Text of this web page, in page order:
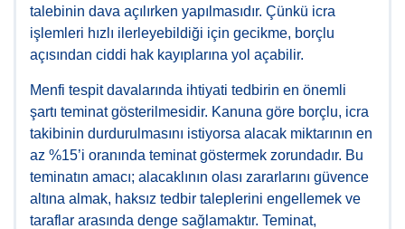
talebinin dava açılırken yapılmasıdır. Çünkü icra
işlemleri hızlı ilerleyebildiği için gecikme, borçlu
açısından ciddi hak kayıplarına yol açabilir.
Menfi tespit davalarında ihtiyati tedbirin en önemli
şartı teminat gösterilmesidir. Kanuna göre borçlu, icra
takibinin durdurulmasını istiyorsa alacak miktarının en
az %15’i oranında teminat göstermek zorundadır. Bu
teminatın amacı; alacaklının olası zararlarını güvence
altına almak, haksız tedbir taleplerini engellemek ve
taraflar arasında denge sağlamaktır. Teminat,